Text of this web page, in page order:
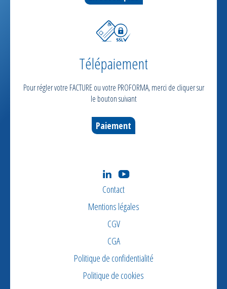
Télépaiement
Pour régler votre FACTURE ou votre PROFORMA, merci de cliquer sur
le bouton suivant
Paiement
Contact
Mentions légales
CGV
CGA
Politique de confidentialité
Politique de cookies